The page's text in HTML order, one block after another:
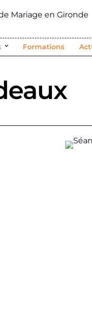
Formations